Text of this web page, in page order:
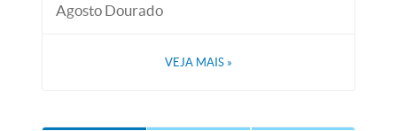
Agosto Dourado
VEJA MAIS »